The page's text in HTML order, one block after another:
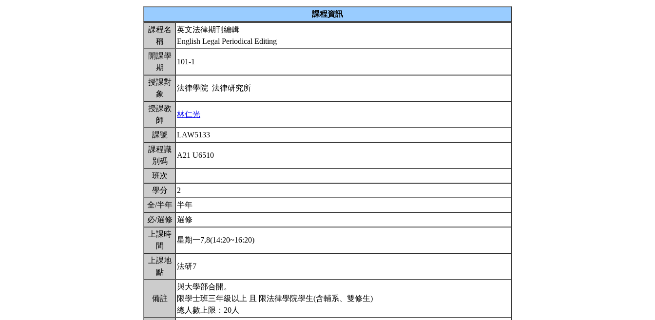
課程資訊
課程名
稱
英文法律期刊編輯
English Legal Periodical Editing
開課學
期
101-1
授課對
象
法律學院 法律研究所
授課教
師
林仁光
課號
LAW5133
課程識
別碼
A21 U6510
班次
學分
2
全/半年 半年
必/選修 選修
上課時
間
星期一7,8(14:20~16:20)
上課地
點
法研7
備註
與大學部合開。
限學士班三年級以上 且 限法律學院學生(含輔系、雙修生)
總人數上限：20人